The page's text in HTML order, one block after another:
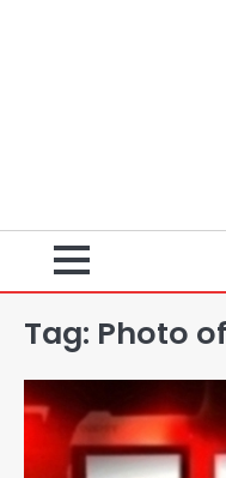
Tag: Photo